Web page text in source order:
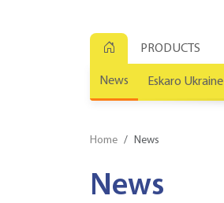
PRODUCTS
News Eskaro Ukraine
Home News
News